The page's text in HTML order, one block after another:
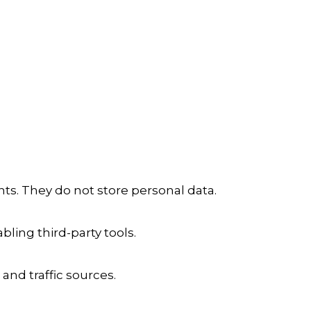
They do not store personal data.
third-party tools.
traffic sources.